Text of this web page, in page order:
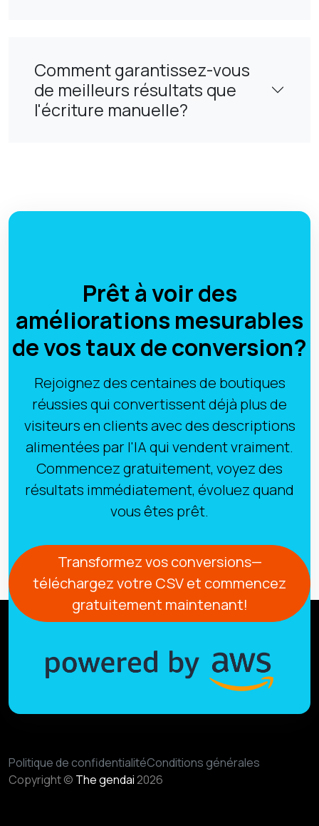
Comment garantissez-vous
de meilleurs résultats que
l'écriture manuelle?
Prêt à voir des
améliorations mesurables
de vos taux de conversion?
Rejoignez des centaines de boutiques
réussies qui convertissent déjà plus de
visiteurs en clients avec des descriptions
alimentées par l'IA qui vendent vraiment.
Commencez gratuitement, voyez des
résultats immédiatement, évoluez quand
vous êtes prêt.
Transformez vos conversions—
téléchargez votre CSV et commencez
gratuitement maintenant!
Politique de confidentialitéConditions générales
Copyright © The gendai2026